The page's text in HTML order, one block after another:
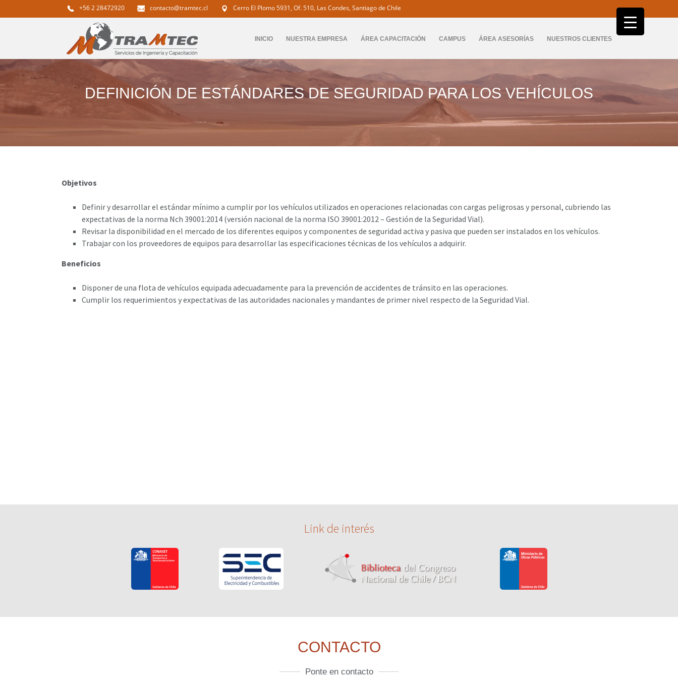
+56 2 28472920 contacto@tramtec.cl
Cerro El Plomo 5931, Of. 510, Las Condes, Santiago de Chile
al
INICIO NUESTRA EMPRESA ÁREA CAPACITACIÓN CAMPUS ÁREA ASESORÍAS NUESTROS CLIENTES
DEFINICIÓN DE ESTÁNDARES DE SEGURIDAD PARA LOS VEHÍCULOS
Objetivos
Definir y desarrollar el estándar mínimo a cumplir por los vehículos utilizados en operaciones relacionadas con cargas peligrosas y personal, cubriendo las
expectativas de la norma Nch 39001:2014 (versión nacional de la norma ISO 39001:2012 – Gestión de la Seguridad Vial).
Revisar la disponibilidad en el mercado de los diferentes equipos y componentes de seguridad activa y pasiva que pueden ser instalados en los vehículos.
Trabajar con los proveedores de equipos para desarrollar las especificaciones técnicas de los vehículos a adquirir.
Beneficios
Disponer de una flota de vehículos equipada adecuadamente para la prevención de accidentes de tránsito en las operaciones.
Cumplir los requerimientos y expectativas de las autoridades nacionales y mandantes de primer nivel respecto de la Seguridad Vial.
Link de interés
CONTACTO
Ponte en contacto